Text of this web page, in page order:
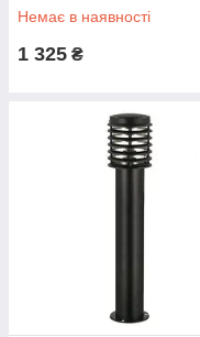
Немає в наявності
1 325 ₴